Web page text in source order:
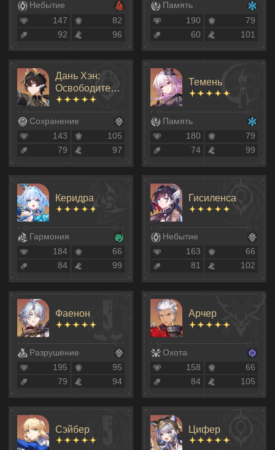
Небытие
147
82
92
96
Память
190
79
60
101
Дань Хэн:
Освободитель
Пустошей
Сохранение
143
105
79
97
Темень
Память
180
79
74
99
Керидра
Гармония
184
66
84
99
Гисиленса
Небытие
163
66
81
102
Фаенон
Разрушение
195
95
79
94
Арчер
Охота
158
66
84
105
Сэйбер Цифер